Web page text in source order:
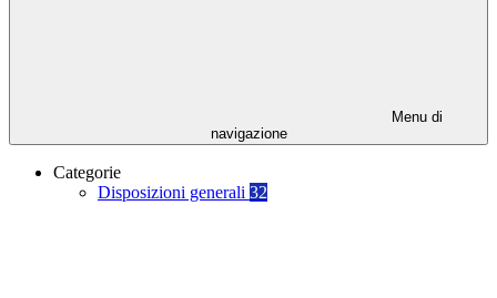
Menu di
navigazione
Categorie
Disposizioni generali 32